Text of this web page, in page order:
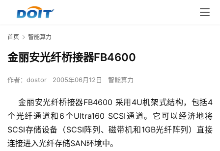
首页 智能算力
金丽安光纤桥接器FB4600
作者： dostor 2005年06月12日 智能算力
金丽安光纤桥接器FB4600 采用4U机架式结构，包括4
个光纤通道和6个Ultra160 SCSI通道。它可以经济地将
SCSI存储设备（SCSI阵列、磁带机和1GB光纤阵列）直接
连接进入光纤存储SAN环境中。